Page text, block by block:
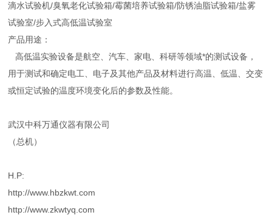
滴水试验机/臭氧老化试验箱/霉菌培养试验箱/防锈油脂试验箱/盐雾
试验室/步入式高低温试验室
产品用途：
高低温实验设备是航空、汽车、家电、科研等领域*的测试设备，
用于测试和确定电工、电子及其他产品及材料进行高温、低温、交变
或恒定试验的温度环境变化后的参数及性能。
武汉中科万通仪器有限公司
（总机）
H.P:
http://www.hbzkwt.com
http://www.zkwtyq.com